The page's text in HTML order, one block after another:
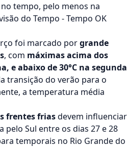
tempo, pelo menos na
do Tempo - Tempo OK
foi marcado porgrande
, com máximas acima dos
e abaixo de 30°C na segunda
transição do verão para o
a temperatura média
frentes friasdevem influenciar
pelo Sul entre os dias 27 e 28
temporais no Rio Grande do